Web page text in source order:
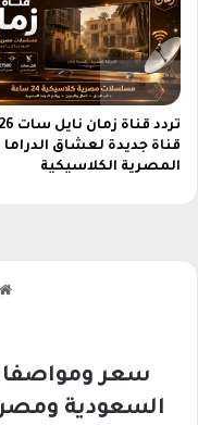
ص
ا
ل
ة
و
أ
م
ن
و
ل
ة
و
س
ر
ع
ة
قناة جديدة لعشاق الدراما
المصرية الكلاسيكية